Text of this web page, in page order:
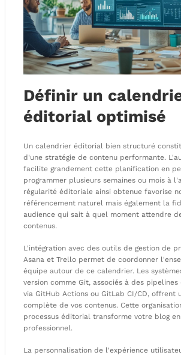
Définir un
éditorial optimisé
Un calendrier éditorial bien structuré
d'une stratégie de contenu performante.
facilite grandement cette planification en
programmer plusieurs semaines ou mois à
régularité éditoriale ainsi obtenue favorise
référencement naturel mais également la
audience qui sait à quel moment attendre
contenus.
L'intégration avec des outils de gestion de
Asana et Trello permet de coordonner
équipe autour de ce calendrier. Les
version comme Git, associés à des
via GitHub Actions ou GitLab CI/CD, offrent
complète de vos contenus. Cette
processus éditorial transforme votre blog
professionnel.
La personnalisation de l'expérience